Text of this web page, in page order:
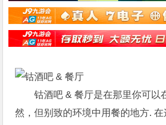
钴酒吧 & 餐厅是在那里你可以
然，但别致的环境中用餐的地方.